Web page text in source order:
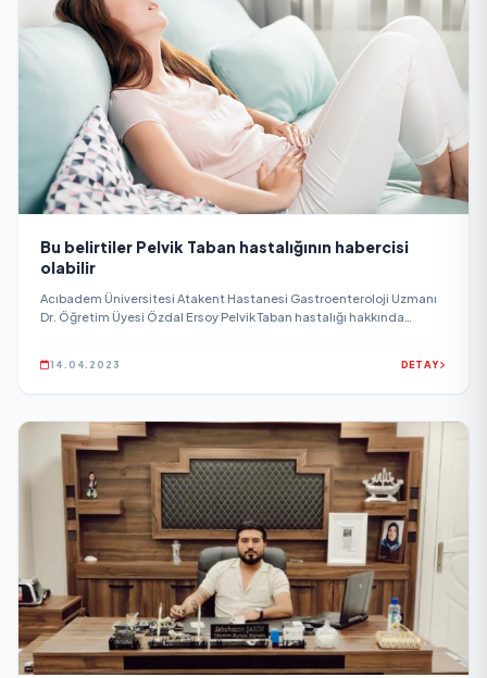
Bu belirtiler Pelvik Taban hastalığının habercisi
olabilir
Acıbadem Üniversitesi Atakent Hastanesi Gastroenteroloji Uzmanı
Dr. Öğretim Üyesi Özdal Ersoy Pelvik Taban hastalığı hakkında
14.04.2023 DETAY